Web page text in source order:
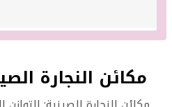
مكائن النجارة